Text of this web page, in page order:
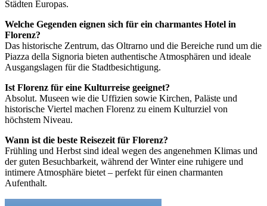
Städten Europas.
Welche Gegenden eignen sich für ein charmantes Hotel in
Florenz?
Das historische Zentrum, das Oltrarno und die Bereiche rund um die
Piazza della Signoria bieten authentische Atmosphären und ideale
Ausgangslagen für die Stadtbesichtigung.
Ist Florenz für eine Kulturreise geeignet?
Absolut. Museen wie die Uffizien sowie Kirchen, Paläste und
historische Viertel machen Florenz zu einem Kulturziel von
höchstem Niveau.
Wann ist die beste Reisezeit für Florenz?
Frühling und Herbst sind ideal wegen des angenehmen Klimas und
der guten Besuchbarkeit, während der Winter eine ruhigere und
intimere Atmosphäre bietet – perfekt für einen charmanten
Aufenthalt.